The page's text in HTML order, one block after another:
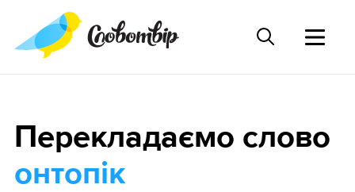
Перекладаємо слово
онтопік